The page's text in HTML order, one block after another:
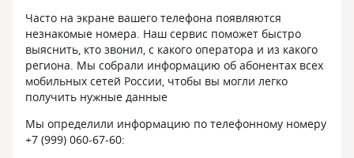
Часто на экране вашего телефона появляются
незнакомые номера. Наш сервис поможет быстро
выяснить, кто звонил, с какого оператора и из какого
региона. Мы собрали информацию об абонентах всех
мобильных сетей России, чтобы вы могли легко
получить нужные данные
Мы определили информацию по телефонному номеру
+7 (999) 060-67-60: